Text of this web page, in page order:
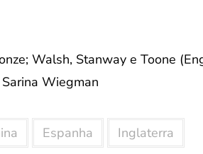
Walsh, Stanway e Toone
Wiegman
Espanha Inglaterra